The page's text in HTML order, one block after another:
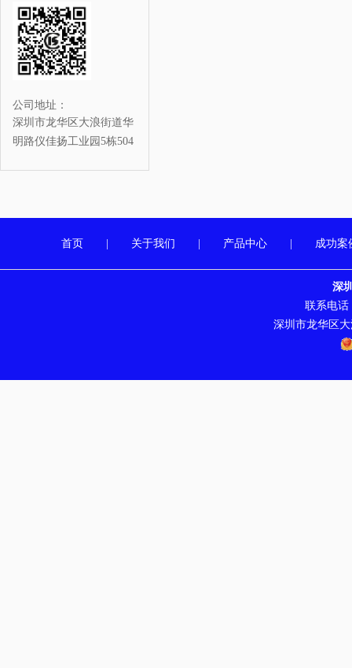
公司地址：
深圳市龙华区大浪街道华
明路仪佳扬工业园5栋504
首页 关于我们 产品中心 成功案
深
联系电话
深圳市龙华区